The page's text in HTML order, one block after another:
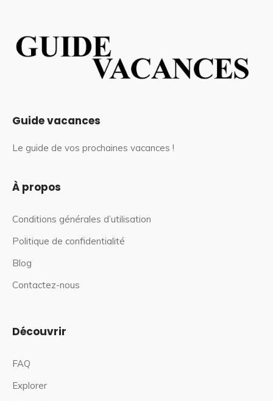
Guide vacances
Le guide de vos prochaines vacances !
À propos
Conditions générales d’utilisation
Politique de confidentialité
Blog
Contactez-nous
Découvrir
FAQ
Explorer